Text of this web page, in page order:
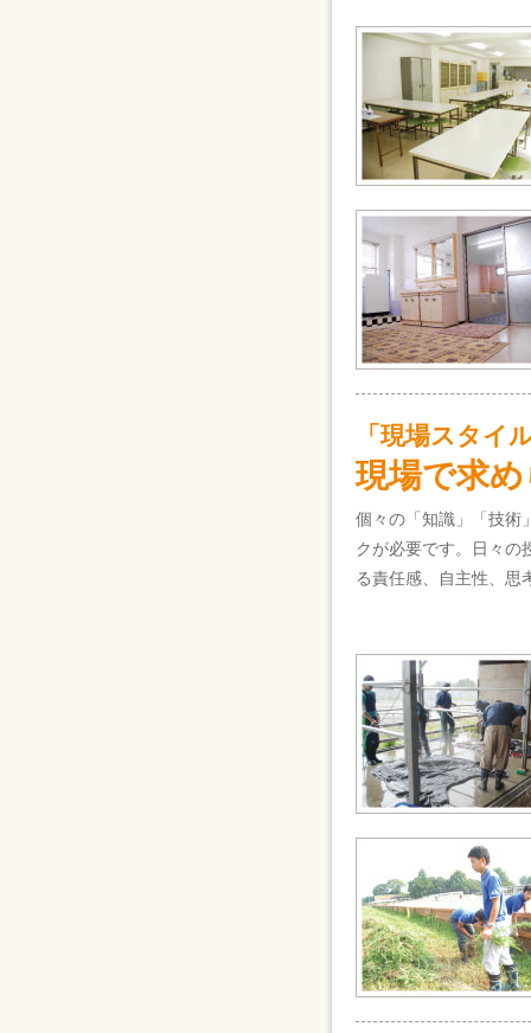
「現場スタイ
現場で求
個々の「知識」「技術
クが必要です。日々の
る責任感、自主性、思